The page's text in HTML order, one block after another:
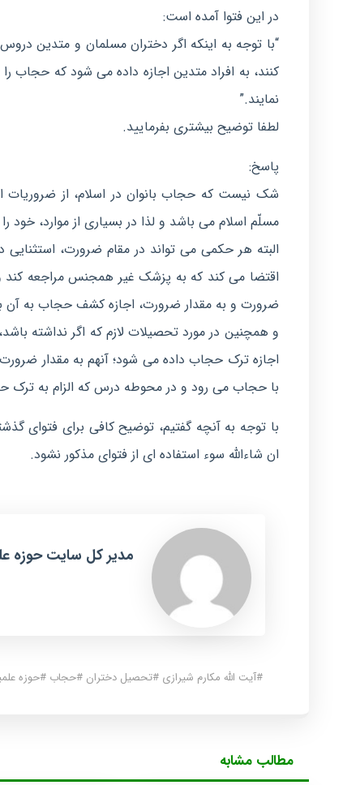
در این فتوا آمده است:
“با توجه به اینکه اگر دختران مسلمان و متدین
کنند، به افراد متدین اجازه داده می شود که حجاب
نمایند.”
لطفا توضیح بیشتری بفرمایید.
پاسخ:
شک نیست که حجاب بانوان در اسلام، از ضروریات
مسلّم اسلام می باشد و لذا در بسیاری از موارد، خود را
البته هر حکمی می تواند در مقام ضرورت،
اقتضا می کند که به پزشک غیر همجنس مراجعه
ضرورت و به مقدار ضرورت، اجازه کشف حجاب به آن
و همچنین در مورد تحصیلات لازم که اگر نداشته
اجازه ترک حجاب داده می شود؛ آنهم به مقدار
با حجاب می رود و در محوطه درس که الزام به
با توجه به آنچه گفتیم، توضیح کافی برای فتوای
ان شاءالله سوء استفاده ای از فتوای مذکور نشود.
مدیر کل سایت حوزه
#آیت الله مکارم شیرازی #تحصیل دختران #حجاب #حوزه
مطالب مشابه